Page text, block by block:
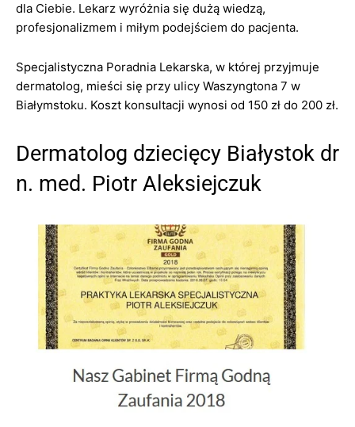
dla Ciebie. Lekarz wyróżnia się dużą wiedzą,
profesjonalizmem i miłym podejściem do pacjenta.
Specjalistyczna Poradnia Lekarska, w której przyjmuje
dermatolog, mieści się przy ulicy Waszyngtona 7 w
Białymstoku. Koszt konsultacji wynosi od 150 zł do 200 zł.
Dermatolog dziecięcy Białystok dr
n. med. Piotr Aleksiejczuk